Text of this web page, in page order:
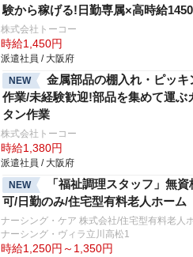
験から稼げる!日勤専属×高時給
株式会社トーコー
時給1,450円
派遣社員 / 大阪府
NEW
金属部品の棚入れ・ピッキ
作業/未経験歓迎!部品を集めて運ぶ
タン作業
株式会社トーコー
時給1,380円
派遣社員 / 大阪府
NEW
「福祉調理スタッフ」無資
可/日勤のみ/住宅型有料老人ホーム
ナーシング・ケア 株式会社/住宅型有料老人
ナーシング・ヴィラ立川高松1
時給1,250円～1,350円